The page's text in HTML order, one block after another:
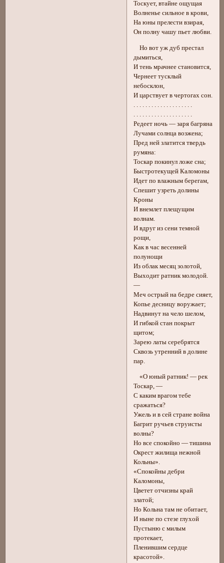
Тоскует, втайне ощущая
Волненье сильное в крови,
На юны прелести взирая,
Он полну чашу пьет любви.
Но вот уж дуб престал
дымиться,
И тень мрачнее становится,
Чернеет тусклый
небосклон,
И царствует в чертогах сон.
Редеет ночь — заря багряна
Лучами солнца возжена;
Пред ней златится твердь
румяна:
Тоскар покинул ложе сна;
Быстротекущей Каломоны
Идет по влажным берегам,
Спешит узреть долины
Кроны
И внемлет плещущим
волнам.
И вдруг из сени темной
рощи,
Как в час весенней
полунощи
Из облак месяц золотой,
Выходит ратник молодой.
—
Меч острый на бедре сияет,
Копье десницу воружает;
Надвинут на чело шелом,
И гибкой стан покрыт
щитом;
Зарею латы серебрятся
Сквозь утренний в долине
пар.
«О юный ратник! — рек
Тоскар, —
С каким врагом тебе
сражаться?
Ужель и в сей стране война
Багрит ручьев струисты
волны?
Но все спокойно — тишина
Окрест жилища нежной
Кольны».
«Спокойны дебри
Каломоны,
Цветет отчизны край
златой;
Но Кольна там не обитает,
И ныне по стезе глухой
Пустыню с милым
протекает,
Пленившим сердце
красотой».